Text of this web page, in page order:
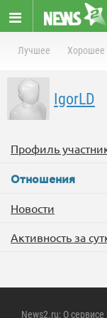
Лучшее Хорошее
IgorLD
Профиль
Отношения
Новости
Активность за
News2.ru: О сервисе